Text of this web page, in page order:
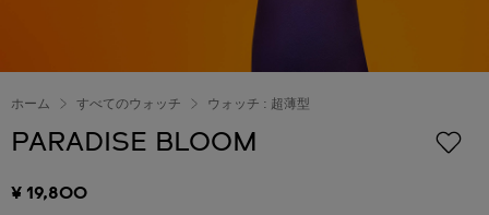
ホーム すべてのウォッチ ウォッチ : 超薄型
PARADISE BLOOM
¥ 19,800